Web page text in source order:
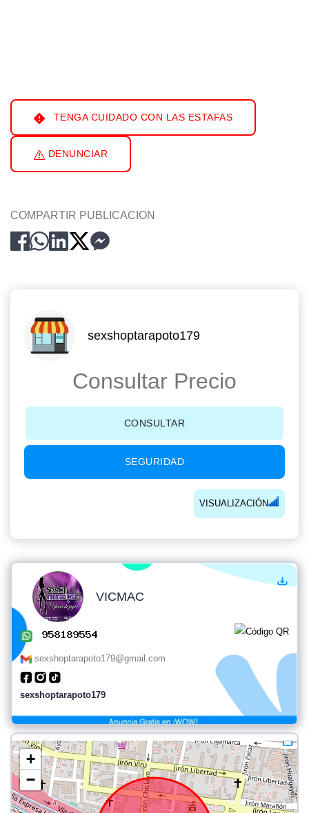
TENGA CUIDADO CON LAS ESTAFAS
DENUNCIAR
COMPARTIR PUBLICACION
sexshoptarapoto179
Consultar Precio
CONSULTAR
SEGURIDAD
VISUALIZACIÓN
VICMAC
sexshoptarapoto179@gmail.com
sexshoptarapoto179
+
−